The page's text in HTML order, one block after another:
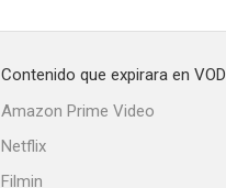
Contenido que expirara en VOD
Amazon Prime Video
Netflix
Filmin